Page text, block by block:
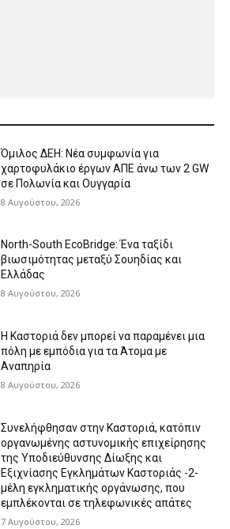
Όμιλος ΔΕΗ: Νέα συμφωνία για
χαρτοφυλάκιο έργων ΑΠΕ άνω των 2 GW
σε Πολωνία και Ουγγαρία
8 Αυγούστου, 2026
North-South EcoBridge: Ένα ταξίδι
βιωσιμότητας μεταξύ Σουηδίας και
Ελλάδας
8 Αυγούστου, 2026
Η Καστοριά δεν μπορεί να παραμένει μια
πόλη με εμπόδια για τα Άτομα με
Αναπηρία
8 Αυγούστου, 2026
Συνελήφθησαν στην Καστοριά, κατόπιν
οργανωμένης αστυνομικής επιχείρησης
της Υποδιεύθυνσης Δίωξης και
Εξιχνίασης Εγκλημάτων Καστοριάς -2-
μέλη εγκληματικής οργάνωσης, που
εμπλέκονται σε τηλεφωνικές απάτες
7 Αυγούστου, 2026